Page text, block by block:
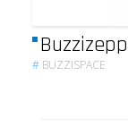
Buzzizepp
# BUZZISPACE